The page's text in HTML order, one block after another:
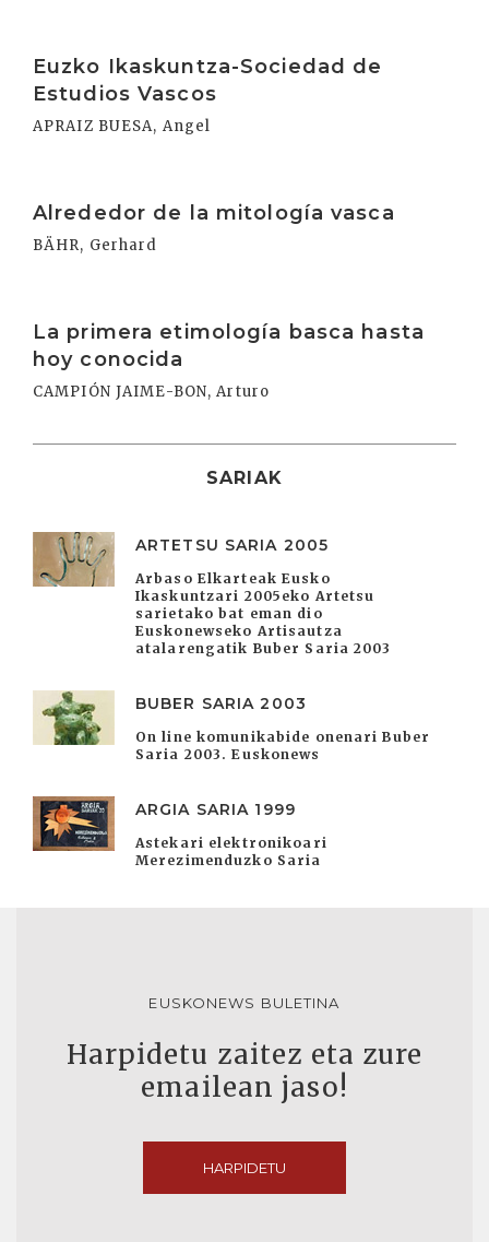
Euzko Ikaskuntza-Sociedad de
Estudios Vascos
APRAIZ BUESA, Angel
Alrededor de la mitología vasca
BÄHR, Gerhard
La primera etimología basca hasta
hoy conocida
CAMPIÓN JAIME-BON, Arturo
SARIAK
ARTETSU SARIA 2005
Arbaso Elkarteak Eusko
Ikaskuntzari 2005eko Artetsu
sarietako bat eman dio
Euskonewseko Artisautza
atalarengatik Buber Saria 2003
BUBER SARIA 2003
On line komunikabide onenari Buber
Saria 2003. Euskonews
ARGIA SARIA 1999
Astekari elektronikoari
Merezimenduzko Saria
EUSKONEWS BULETINA
Harpidetu zaitez eta zure
emailean jaso!
HARPIDETU